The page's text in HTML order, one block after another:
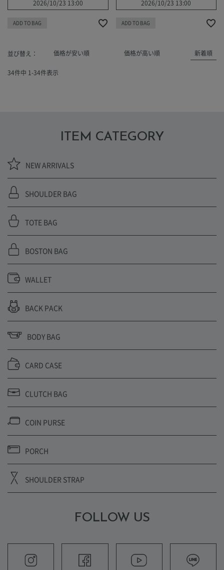
2026/10/23 13:00
ADD TO BAG
2026/10/23 13:00
ADD TO BAG
並び替え 価格が安い順 価格が高い順 新着順
34件中 1-34件表示
ITEM CATEGORY
NEW ARRIVALS
SHOULDER BAG
TOTE BAG
BOSTON BAG
WALLET
BACK PACK
BODY BAG
CARD CASE
CLUTCH BAG
COIN PURSE
PORCH
SHOULDER STRAP
FOLLOW US